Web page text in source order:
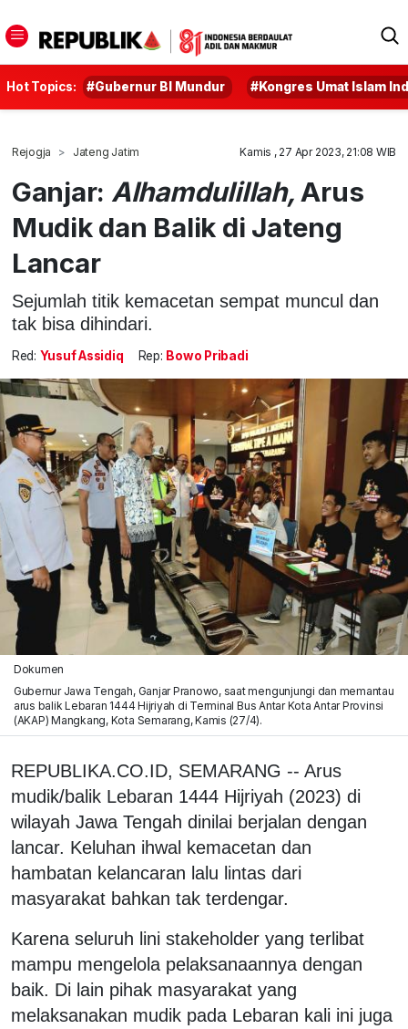
Hot Topics: #Gubernur BI Mundur #Kongres Umat Islam
Rejogja Jateng Jatim Kamis , 27 Apr 2023, 21:08 WIB
Ganjar: Alhamdulillah, Arus
Mudik dan Balik di Jateng
Lancar
Sejumlah titik kemacetan sempat muncul dan
tak bisa dihindari.
Red: Yusuf Assidiq Rep: Bowo Pribadi
Dokumen
Gubernur Jawa Tengah, Ganjar Pranowo, saat mengunjungi dan memantau
arus balik Lebaran 1444 Hijriyah di Terminal Bus Antar Kota Antar Provinsi
(AKAP) Mangkang, Kota Semarang, Kamis (27/4).
REPUBLIKA.CO.ID, SEMARANG -- Arus
mudik/balik Lebaran 1444 Hijriyah (2023) di
wilayah Jawa Tengah dinilai berjalan dengan
lancar. Keluhan ihwal kemacetan dan
hambatan kelancaran lalu lintas dari
masyarakat bahkan tak terdengar.
Karena seluruh lini stakeholder yang terlibat
mampu mengelola pelaksanaannya dengan
baik. Di lain pihak masyarakat yang
melaksanakan mudik pada Lebaran kali ini juga